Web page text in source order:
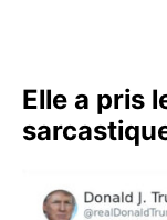
Elle a pris